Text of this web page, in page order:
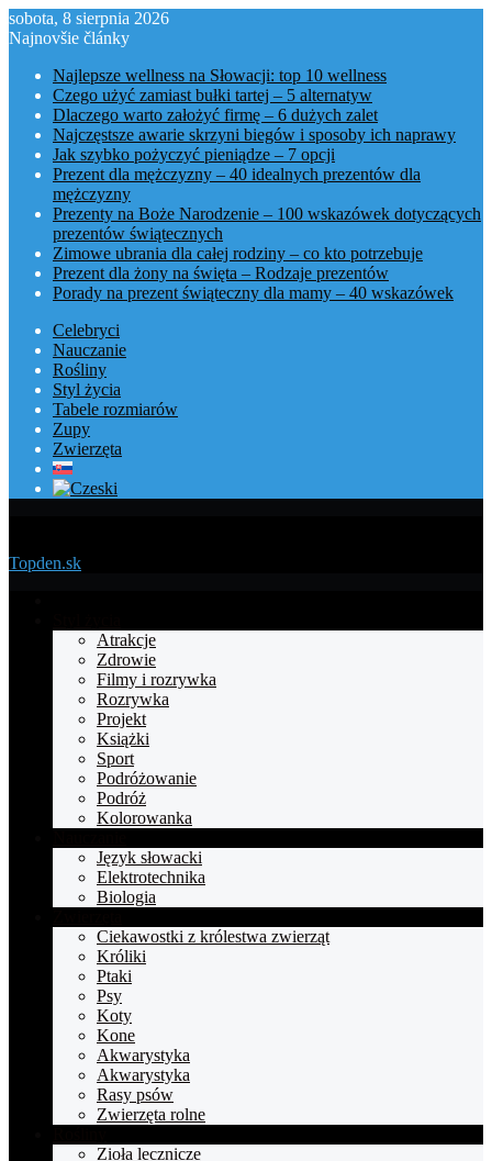
sobota, 8 sierpnia 2026
Najnovšie články
Najlepsze wellness na Słowacji: top 10 wellness
Czego użyć zamiast bułki tartej – 5 alternatyw
Dlaczego warto założyć firmę – 6 dużych zalet
Najczęstsze awarie skrzyni biegów i sposoby ich naprawy
Jak szybko pożyczyć pieniądze – 7 opcji
Prezent dla mężczyzny – 40 idealnych prezentów dla
mężczyzny
Prezenty na Boże Narodzenie – 100 wskazówek dotyczących
prezentów świątecznych
Zimowe ubrania dla całej rodziny – co kto potrzebuje
Prezent dla żony na święta – Rodzaje prezentów
Porady na prezent świąteczny dla mamy – 40 wskazówek
Celebryci
Nauczanie
Rośliny
Styl życia
Tabele rozmiarów
Zupy
Zwierzęta
Topden.sk
Atrakcje
Zdrowie
Filmy i rozrywka
Rozrywka
Projekt
Książki
Sport
Podróżowanie
Podróż
Kolorowanka
Język słowacki
Elektrotechnika
Biologia
Ciekawostki z królestwa zwierząt
Króliki
Ptaki
Psy
Koty
Kone
Akwarystyka
Akwarystyka
Rasy psów
Zwierzęta rolne
Zioła lecznicze